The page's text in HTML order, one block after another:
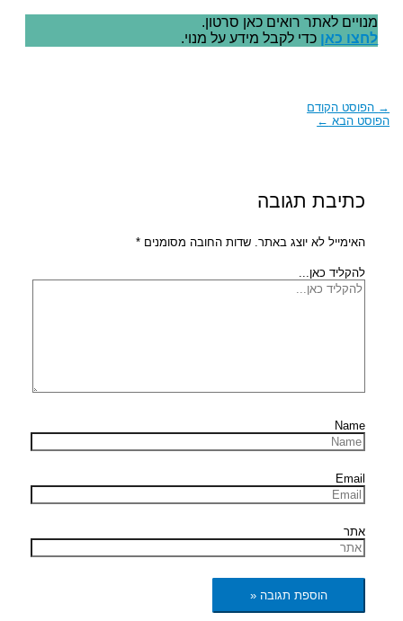
מנויים לאתר רואים כאן סרטון.
לחצו כאן כדי לקבל מידע על מנוי.
→ הפוסט הקודם
הפוסט הבא ←
כתיבת תגובה
האימייל לא יוצג באתר. שדות החובה מסומנים*
להקליד כאן...
Name
Email
אתר